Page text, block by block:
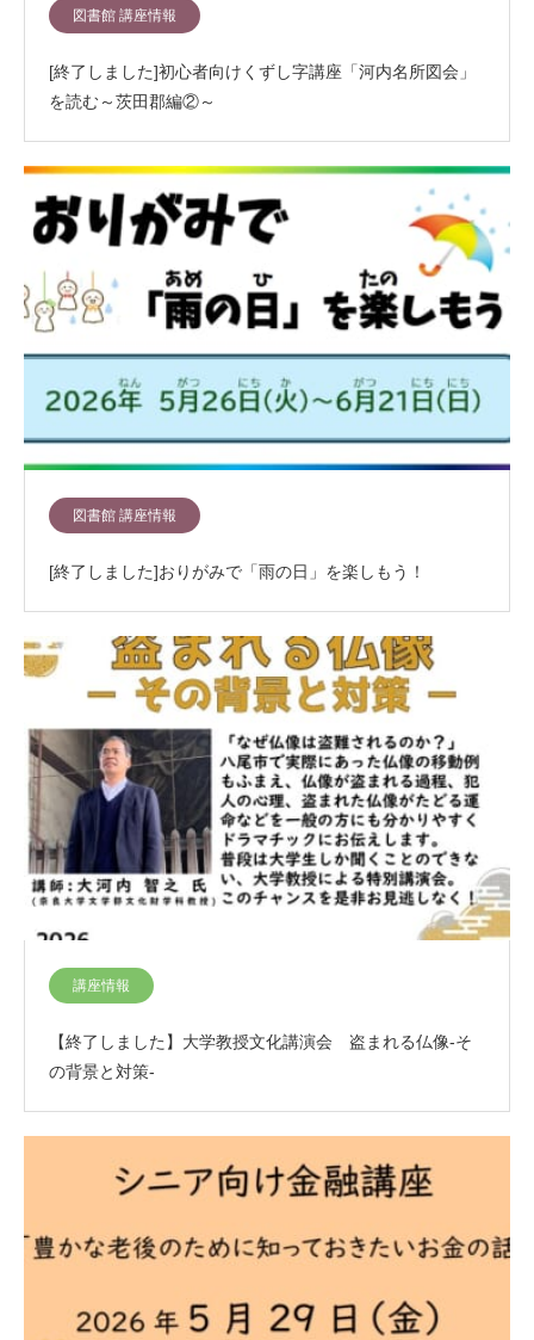
図書館 講座情報
[終了しました]初心者向けくずし字講座「河内名所図会」
を読む～茨田郡編②～
図書館 講座情報
[終了しました]おりがみで「雨の日」を楽しもう！
講座情報
【終了しました】大学教授文化講演会 盗まれる仏像-そ
の背景と対策-